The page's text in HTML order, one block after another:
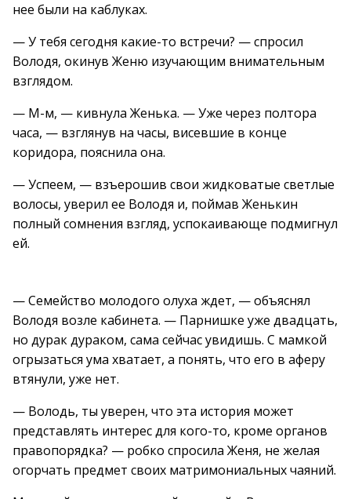
нее были на каблуках.
— У тебя сегодня какие-то встречи? — спросил
Володя, окинув Женю изучающим внимательным
взглядом.
— М-м, — кивнула Женька. — Уже через полтора
часа, — взглянув на часы, висевшие в конце
коридора, пояснила она.
— Успеем, — взъерошив свои жидковатые светлые
волосы, уверил ее Володя и, поймав Женькин
полный сомнения взгляд, успокаивающе подмигнул
ей.
— Семейство молодого олуха ждет, — объяснял
Володя возле кабинета. — Парнишке уже двадцать,
но дурак дураком, сама сейчас увидишь. С мамкой
огрызаться ума хватает, а понять, что его в аферу
втянули, уже нет.
— Володь, ты уверен, что эта история может
представлять интерес для кого-то, кроме органов
правопорядка? — робко спросила Женя, не желая
огорчать предмет своих матримониальных чаяний.